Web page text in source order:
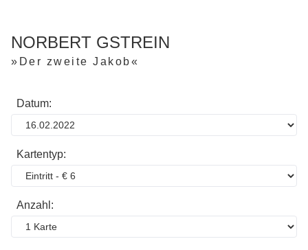
NORBERT GSTREIN
»Der zweite Jakob«
Datum:
Kartentyp:
Anzahl: